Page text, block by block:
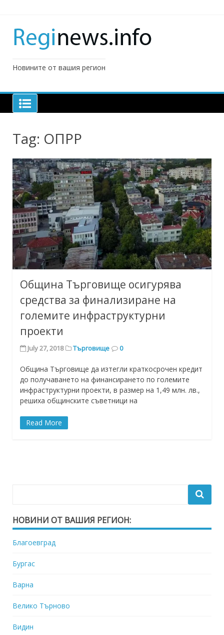
Новините от вашия регион
Tag: ОПРР
Община Търговище осигурява
средства за финализиране на
големите инфраструктурни
проекти
July 27, 2018 Търговище 0
Община Търговище да изтегли краткосрочен кредит
до получаването на финансирането по големите
инфраструктурни проекти, в размер на 1,49 млн. лв.,
решиха общинските съветници на
Read More
НОВИНИ ОТ ВАШИЯ РЕГИОН:
Благоевград
Бургас
Варна
Велико Търново
Видин